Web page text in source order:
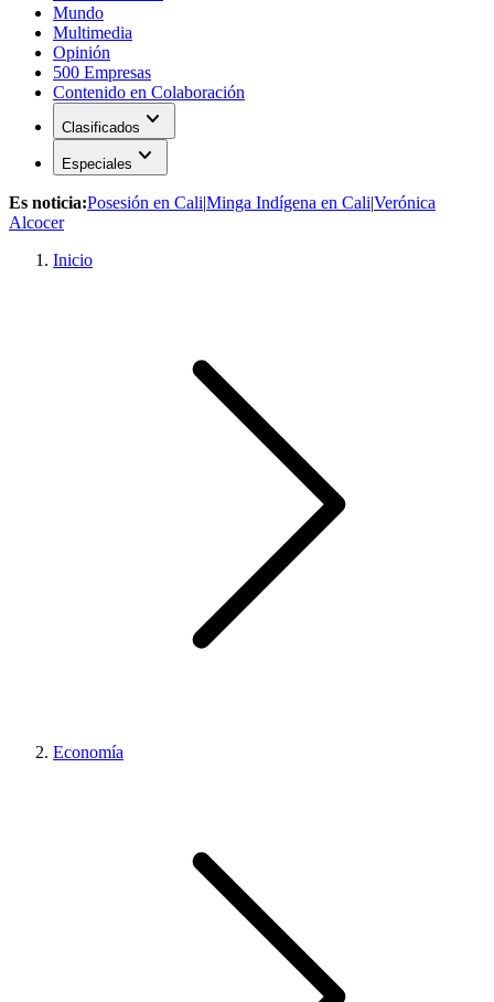
Mundo
Multimedia
Opinión
500 Empresas
Contenido en Colaboración
Clasificados expand_more
Especiales expand_more
Es noticia:Posesión en Cali|Minga Indígena en Cali|Verónica
Alcocer
Inicio
Economía